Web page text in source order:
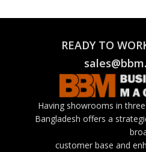
READY TO
Having showrooms in
Bangladesh offers a
customer base and